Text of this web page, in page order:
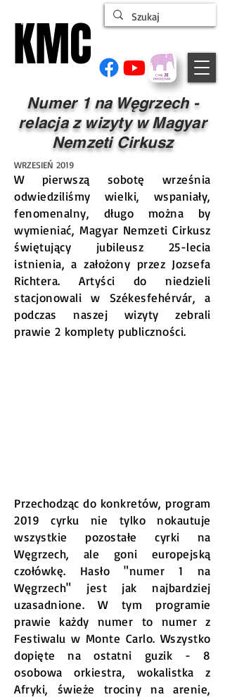
KMC
KMC
Numer 1 na Węgrzech -
relacja z wizyty w Magyar
Nemzeti Cirkusz
WRZESIEŃ 2019
W pierwszą sobotę września
odwiedziliśmy wielki, wspaniały,
fenomenalny, długo można by
wymieniać, Magyar Nemzeti Cirkusz
świętujący jubileusz 25-lecia
istnienia, a założony przez Jozsefa
Richtera. Artyści do niedzieli
stacjonowali w Székesfehérvár, a
podczas naszej wizyty zebrali
prawie 2 komplety publiczności.
Przechodząc do konkretów, program
2019 cyrku nie tylko nokautuje
wszystkie pozostałe cyrki na
Węgrzech, ale goni europejską
czołówkę. Hasło "numer 1 na
Węgrzech" jest jak najbardziej
uzasadnione. W tym programie
prawie każdy numer to numer z
Festiwalu w Monte Carlo. Wszystko
dopięte na ostatni guzik - 8
osobowa orkiestra, wokalistka z
Afryki, świeże trociny na arenie,